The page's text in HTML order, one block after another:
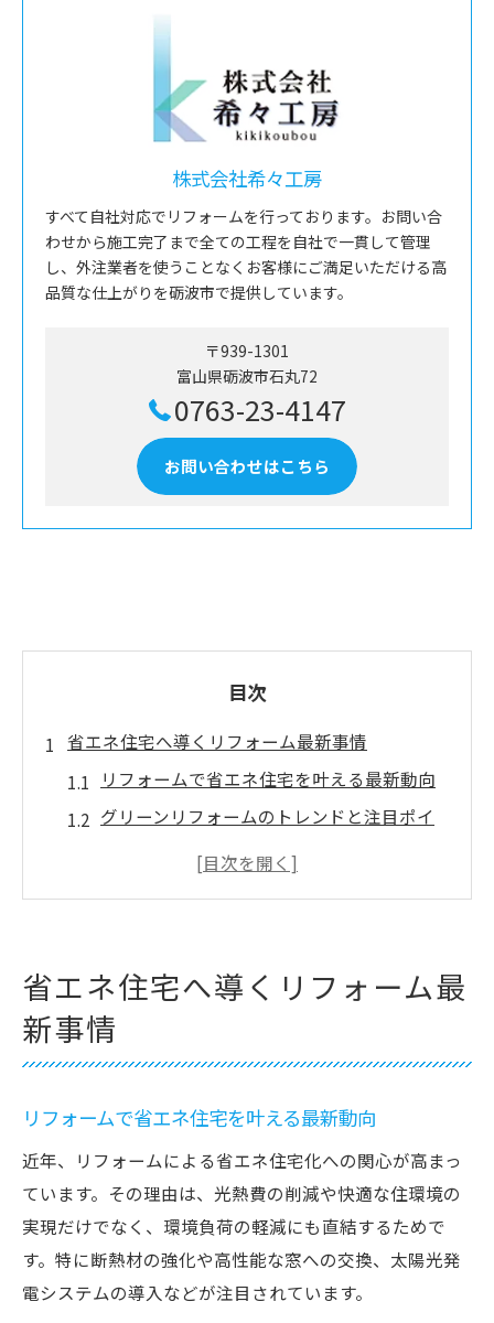
株式会社希々工房
すべて自社対応でリフォームを行っております。お問い合
わせから施工完了まで全ての工程を自社で一貫して管理
し、外注業者を使うことなくお客様にご満足いただける高
品質な仕上がりを砺波市で提供しています。
〒939-1301
富山県砺波市石丸72
0763-23-4147
お問い合わせはこちら
目次
省エネ住宅へ導くリフォーム最新事情
リフォームで省エネ住宅を叶える最新動向
グリーンリフォームのトレンドと注目ポイ
グリーンリフォーム併用で得られる省エネ
効果
グリーンリフォームの本質と利点とは
リフォームによるエコ効果と快適性向上の
魅力
子育てグリーン住宅支援事業で得られる恩
省エネ住宅へ導くリフォーム最
新事情
リフォームで省エネ住宅を叶える最新動向
近年、リフォームによる省エネ住宅化への関心が高まっ
ています。その理由は、光熱費の削減や快適な住環境の
実現だけでなく、環境負荷の軽減にも直結するためで
す。特に断熱材の強化や高性能な窓への交換、太陽光発
電システムの導入などが注目されています。